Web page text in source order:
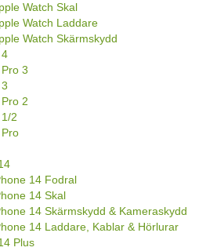
Watch Skal
Watch Laddare
Watch Skärmskydd
3
2
2
14 Fodral
14 Skal
14 Skärmskydd & Kameraskydd
14 Laddare, Kablar & Hörlurar
Plus